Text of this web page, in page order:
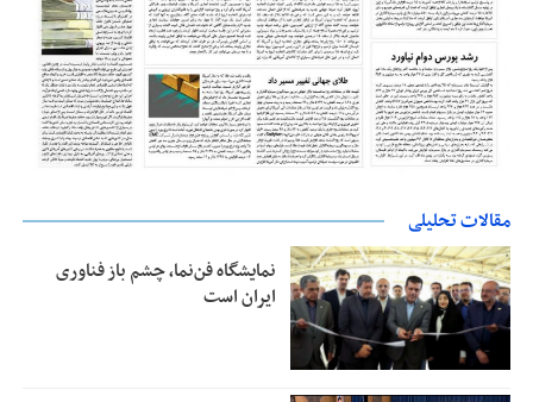
مقالات تحلیلی
نمایشگاه فن‌نما، چشم باز فناوری
ایران است